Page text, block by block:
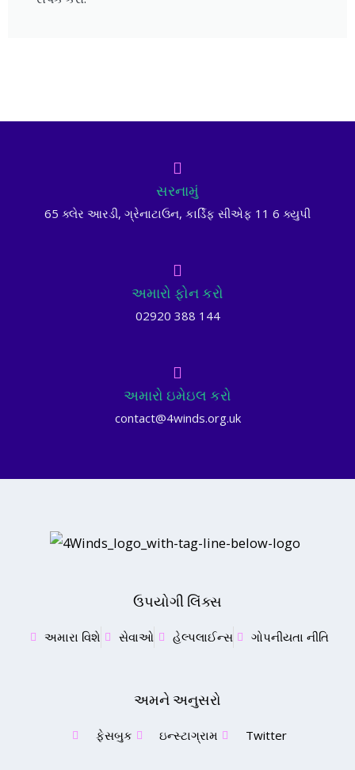
સરનામું
65 ક્લેર આરડી, ગ્રેનાટાઉન, કાર્ડિફ સીએફ 11 6 ક્યુપી
અમારો ફોન કરો
02920 388 144
અમારો ઇમેઇલ કરો
contact@4winds.org.uk
ઉપયોગી લિંક્સ
અમારા વિશે સેવાઓ હેલ્પલાઈન્સ ગોપનીયતા નીતિ
અમને અનુસરો
ફેસબુક ઇન્સ્ટાગ્રામ Twitter